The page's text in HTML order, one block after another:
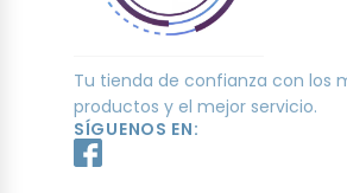
Tu tienda de confianza con los
productos y el mejor servicio.
SÍGUENOS EN: